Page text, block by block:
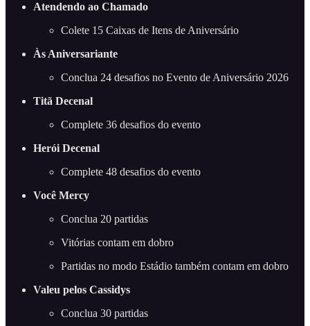
Atendendo ao Chamado
Colete 15 Caixas de Itens de Aniversário
Às Aniversariante
Conclua 24 desafios no Evento de Aniversário 2026
Titã Decenal
Complete 36 desafios do evento
Herói Decenal
Complete 48 desafios do evento
Você Mercy
Conclua 20 partidas
Vitórias contam em dobro
Partidas no modo Estádio também contam em dobro
Valeu pelos Cassidys
Conclua 30 partidas